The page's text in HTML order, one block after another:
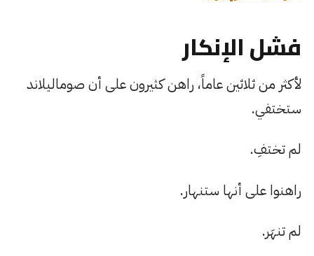
فشل الإنكار
لأكثر من ثلاثين عاماً، راهن كثيرون على أن صوماليلاند
ستختفي.
لم تختفِ.
راهنوا على أنها ستنهار.
لم تنهَر.